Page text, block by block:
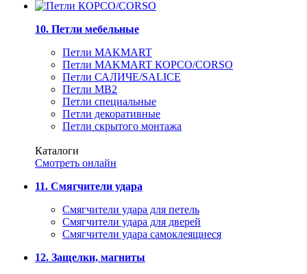
10. Петли мебельные
Петли MAKMART
Петли MAKMART КОРСО/CORSO
Петли САЛИЧЕ/SALICE
Петли MB2
Петли специальные
Петли декоративные
Петли скрытого монтажа
Каталоги
Смотреть онлайн
11. Смягчители удара
Смягчители удара для петель
Смягчители удара для дверей
Cмягчители удара самоклеящиеся
12. Защелки, магниты